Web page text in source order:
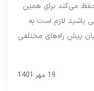
می‌کند برای همین
باشید لازم است به
پیش راه‌های مختلفی
19 مهر 1401